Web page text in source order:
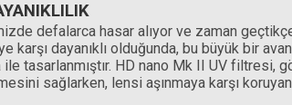
defalarca hasar alıyor ve zaman
dayanıklı olduğunda, bu büyük bir
tasarlanmıştır. HD nano Mk II UV filtresi,
sağlarken, lensi aşınmaya karşı